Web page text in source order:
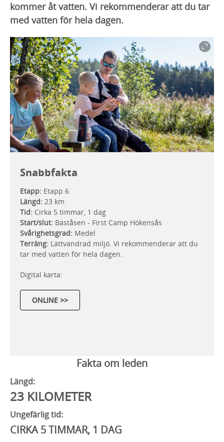
kommer åt vatten. Vi rekommenderar att du tar
med vatten för hela dagen.
Snabbfakta
Etapp: Etapp 6
Längd: 23 km
Tid: Cirka 5 timmar, 1 dag
Start/slut: Baståsen - First Camp Hökensås
Svårighetsgrad: Medel
Terräng: Lättvandrad miljö. Vi rekommenderar att du
tar med vatten för hela dagen.
Digital karta:
ONLINE >>
Fakta om leden
Längd:
23 KILOMETER
Ungefärlig tid:
CIRKA 5 TIMMAR, 1 DAG